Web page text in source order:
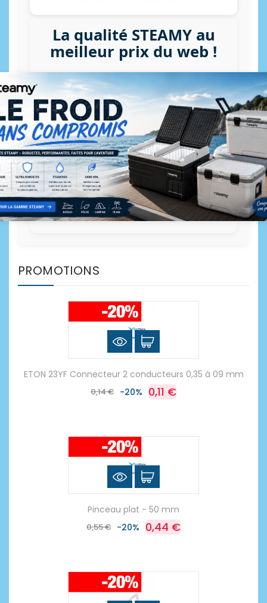
La qualité STEAMY au
meilleur prix du web !
PROMOTIONS
ETON 23YF Connecteur 2 conducteurs 0,35 à 09 mm
0,14 € -20% 0,11 €
Pinceau plat - 50 mm
0,55 € -20% 0,44 €